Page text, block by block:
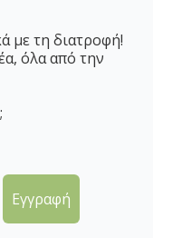
με τη διατροφή!
όλα από την
Εγγραφή